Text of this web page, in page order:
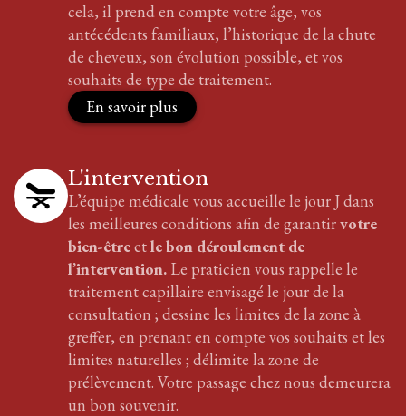
cela, il prend en compte votre âge, vos
antécédents familiaux, l’historique de la chute
de cheveux, son évolution possible, et vos
souhaits de type de traitement.
En savoir plus
L'intervention
L’équipe médicale vous accueille le jour J dans
les meilleures conditions afin de garantirvotre
bien-êtreetle bon déroulement de
l’intervention. Le praticien vous rappelle le
traitementcapillaire envisagé le jour de la
consultation ; dessine les limites de la zone à
greffer, en prenant en compte vos souhaits et les
limites naturelles ; délimite la zone de
prélèvement. Votre passage chez nous demeurera
un bon souvenir.